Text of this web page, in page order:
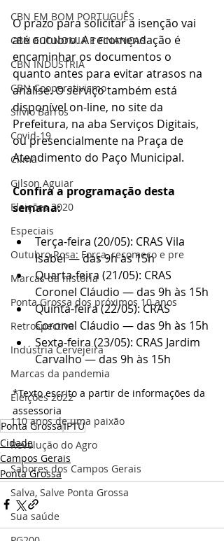
CBN EM BOM PORTUGUÊS
CBN ECONOMIA E FINANÇAS
CBN INDÚSTRIA
CBN Cooperativismo
Silvio Barros
Covid-19
Clima
Gilson Aguiar
Eleições 2020
Especiais
Outubro Rosa: Força, recomeço e pre
Marcas da história
Ponta Grossa dos próximos 10 anos
Retrospectiva
Indústria Cervejeira
Marcas da pandemia
Eleições 2022
110 anos de uma paixão
Revolução do Agro
Sabores dos Campos Gerais
Salva, Salve Ponta Grossa
Sua saúde
O prazo para solicitar a isenção vai
até outubro. A recomendação é
encaminhar os documentos o
quanto antes para evitar atrasos na
análise. O serviço também está
disponível on-line, no site da
Prefeitura, na aba Serviços Digitais,
ou presencialmente na Praça de
Atendimento do Paço Municipal.
Confira a programação desta
semana:
Terça-feira (20/05): CRAS Vila
Isabel — das 9h às 15h
Quarta-feira (21/05): CRAS
Coronel Cláudio — das 9h às 15h
Quinta-feira (22/05): CRAS
Coronel Cláudio — das 9h às 15h
Sexta-feira (23/05): CRAS Jardim
Carvalho — das 9h às 15h
*Texto escrito a partir de informações da
assessoria
Ponta GrossaIPTU
Cidade
Campos Gerais
Ponta Grossa